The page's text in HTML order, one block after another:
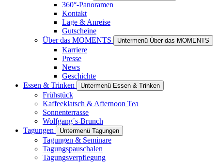
360°-Panoramen
Kontakt
Lage & Anreise
Gutscheine
Über das MOMENTS
Untermenü Über das MOMENTS
Karriere
Presse
News
Geschichte
Essen & Trinken
Untermenü Essen & Trinken
Frühstück
Kaffeeklatsch & Afternoon Tea
Sonnenterrasse
Wolfgang´s-Brunch
Tagungen
Untermenü Tagungen
Tagungen & Seminare
Tagungspauschalen
Tagungsverpflegung